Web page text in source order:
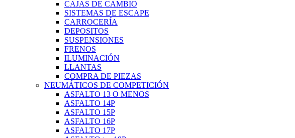
CAJAS DE CAMBIO
SISTEMAS DE ESCAPE
CARROCERÍA
DEPOSITOS
SUSPENSIONES
FRENOS
ILUMINACIÓN
LLANTAS
COMPRA DE PIEZAS
NEUMÁTICOS DE COMPETICIÓN
ASFALTO 13 O MENOS
ASFALTO 14P
ASFALTO 15P
ASFALTO 16P
ASFALTO 17P